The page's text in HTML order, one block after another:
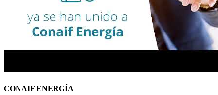
CONAIF ENERGÍA